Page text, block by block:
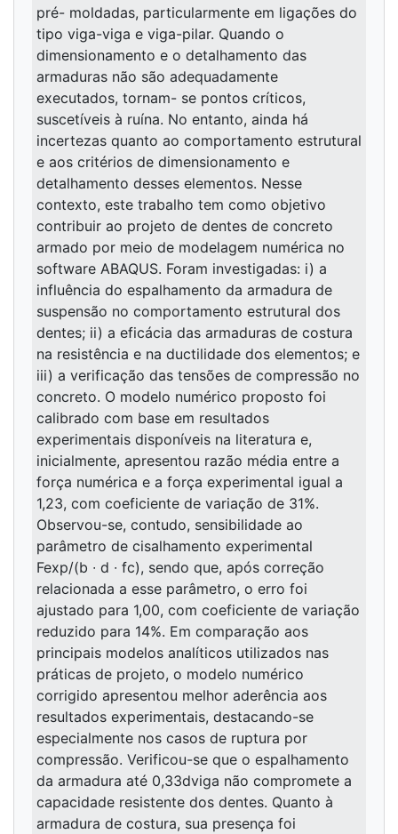
pré- moldadas, particularmente em ligações do
tipo viga-viga e viga-pilar. Quando o
dimensionamento e o detalhamento das
armaduras não são adequadamente
executados, tornam- se pontos críticos,
suscetíveis à ruína. No entanto, ainda há
incertezas quanto ao comportamento estrutural
e aos critérios de dimensionamento e
detalhamento desses elementos. Nesse
contexto, este trabalho tem como objetivo
contribuir ao projeto de dentes de concreto
armado por meio de modelagem numérica no
software ABAQUS. Foram investigadas: i) a
influência do espalhamento da armadura de
suspensão no comportamento estrutural dos
dentes; ii) a eficácia das armaduras de costura
na resistência e na ductilidade dos elementos; e
iii) a verificação das tensões de compressão no
concreto. O modelo numérico proposto foi
calibrado com base em resultados
experimentais disponíveis na literatura e,
inicialmente, apresentou razão média entre a
força numérica e a força experimental igual a
1,23, com coeficiente de variação de 31%.
Observou-se, contudo, sensibilidade ao
parâmetro de cisalhamento experimental
Fexp/(b ∙ d ∙ fc), sendo que, após correção
relacionada a esse parâmetro, o erro foi
ajustado para 1,00, com coeficiente de variação
reduzido para 14%. Em comparação aos
principais modelos analíticos utilizados nas
práticas de projeto, o modelo numérico
corrigido apresentou melhor aderência aos
resultados experimentais, destacando-se
especialmente nos casos de ruptura por
compressão. Verificou-se que o espalhamento
da armadura até 0,33dviga não compromete a
capacidade resistente dos dentes. Quanto à
armadura de costura, sua presença foi